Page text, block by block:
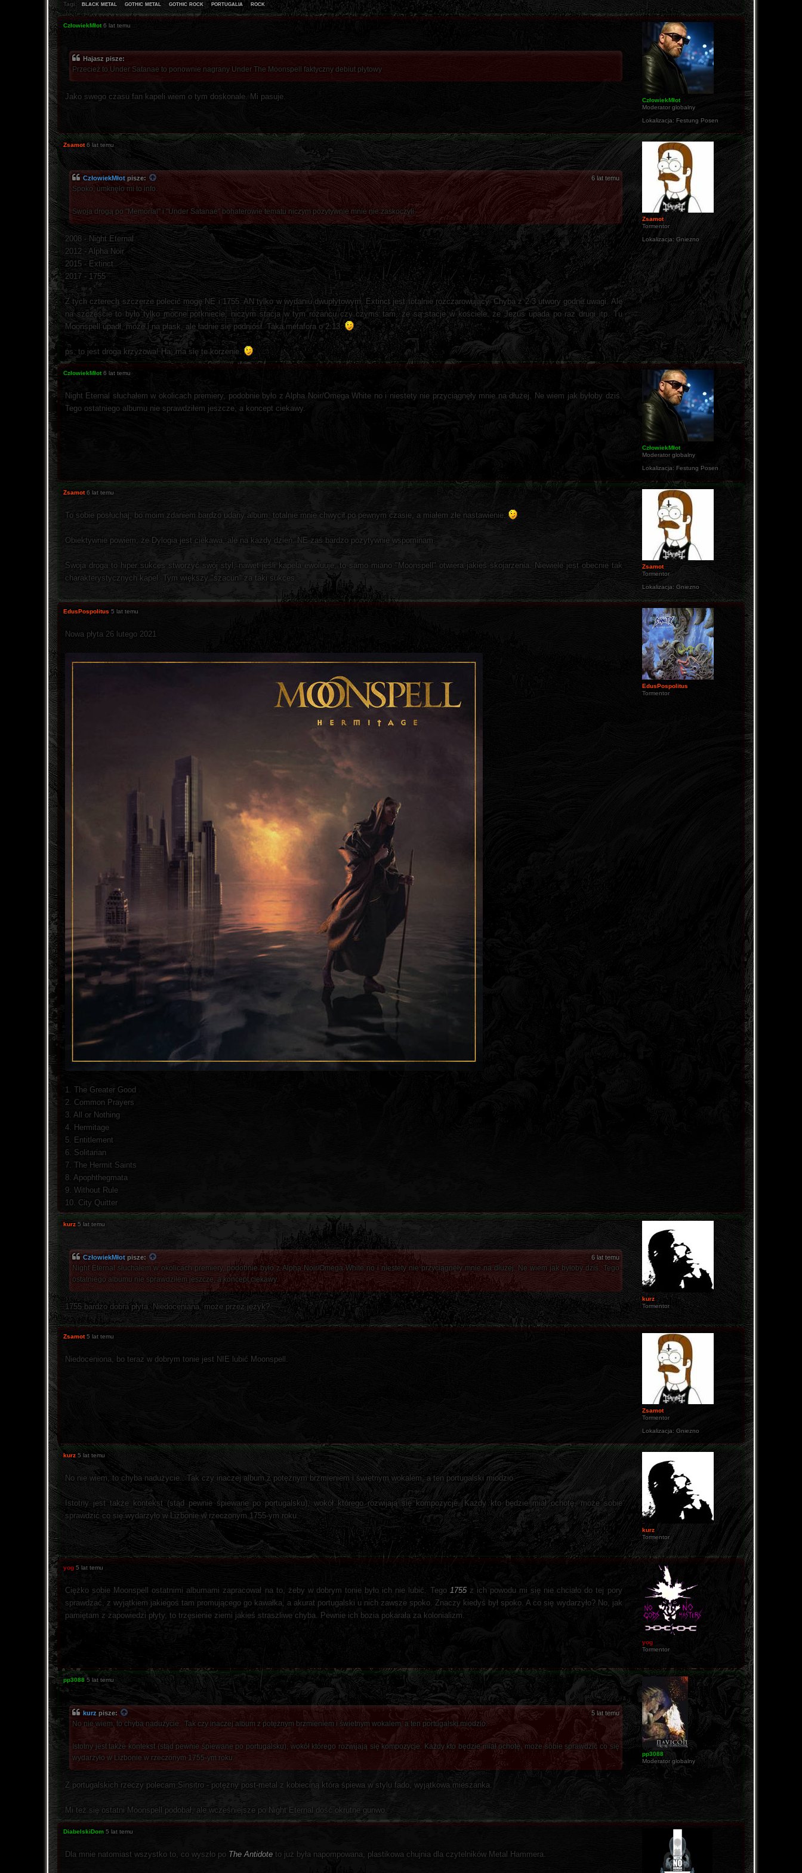
Tagi: black metal gothic metal gothic rock portugalia rock
CzłowiekMłot
Moderator globalny
Lokalizacja: Festung Posen
CzłowiekMłot 6 lat temu
Hajasz pisze:
Przecież to Under Satanae to ponownie nagrany Under The Moonspell faktyczny debiut płytowy
Jako swego czasu fan kapeli wiem o tym doskonale. Mi pasuje.
Zsamot
Tormentor
Lokalizacja: Gniezno
Zsamot 6 lat temu
CzłowiekMłot pisze: 6 lat temu
Spoko, umknęło mi to info.
Swoja drogą po "Memorial" i "Under Satanae" bohaterowie tematu niczym pozytywnie mnie nie zaskoczyli.
2008 - Night Eternal
2012 - Alpha Noir
2015 - Extinct
2017 - 1755
Z tych czterech szczerze polecić mogę NE i 1755. AN tylko w wydaniu dwupłytowym. Extinct jest totalnie rozczarowujący. Chyba z 2-3 utwory godne uwagi. Ale
na szczęście to było tylko mocne potkniecie, niczym stacja w tym różańcu czy czymś tam, że są stacje w kościele. że Jezus upada po raz drugi itp. Tu
Moonspell upadł, może i na płask, ale ładnie się podniósł. Taka metafora o 2:13.
ps. to jest droga krzyżowa! Ha, ma się te korzenie.
CzłowiekMłot
Moderator globalny
Lokalizacja: Festung Posen
CzłowiekMłot 6 lat temu
Night Eternal słuchałem w okolicach premiery, podobnie było z Alpha Noir/Omega White no i niestety nie przyciągnęły mnie na dłużej. Ne wiem jak byłoby dziś.
Tego ostatniego albumu nie sprawdziłem jeszcze, a koncept ciekawy.
Zsamot
Tormentor
Lokalizacja: Gniezno
Zsamot 6 lat temu
To sobie posłuchaj, bo moim zdaniem bardzo udany album. totalnie mnie chwycił po pewnym czasie, a miałem złe nastawienie.
Obiektywnie powiem, że Dylogia jest ciekawa, ale na każdy dzień. NE zaś bardzo pozytywnie wspominam.
Swoja droga to hiper sukces stworzyć swój styl, nawet jeśli kapela ewoluuje, to samo miano "Moonspell" otwiera jakieś skojarzenia. Niewiele jest obecnie tak
charakterystycznych kapel. Tym większy "szacun" za taki sukces.
EdusPospolitus
Tormentor
EdusPospolitus 5 lat temu
Nowa płyta 26 lutego 2021
1. The Greater Good
2. Common Prayers
3. All or Nothing
4. Hermitage
5. Entitlement
6. Solitarian
7. The Hermit Saints
8. Apophthegmata
9. Without Rule
10. City Quitter
kurz
Tormentor
kurz 5 lat temu
CzłowiekMłotpisze: 6 lat temu
Night Eternal słuchałem w okolicach premiery, podobnie było z Alpha Noir/Omega White no i niestety nie przyciągnęły mnie na dłużej. Ne wiem jak byłoby dziś. Tego
ostatniego albumu nie sprawdziłem jeszcze, a koncept ciekawy.
1755 bardzo dobra płyta. Niedoceniana, może przez język?
Zsamot
Tormentor
Lokalizacja: Gniezno
Zsamot 5 lat temu
Niedoceniona, bo teraz w dobrym tonie jest NIE lubić Moonspell.
kurz
Tormentor
kurz 5 lat temu
No nie wiem, to chyba nadużycie.. Tak czy inaczej album z potężnym brzmieniem i świetnym wokalem, a ten portugalski miodzio.
Istotny jest także kontekst (stąd pewnie śpiewane po portugalsku), wokół którego rozwijają się kompozycje. Każdy kto będzie miał ochotę, może sobie
sprawdzić co się wydarzyło w Lizbonie w rzeczonym 1755-ym roku.
yog
Tormentor
yog 5 lat temu
Ciężko sobie Moonspell ostatnimi albumami zapracował na to, żeby w dobrym tonie było ich nie lubić. Tego 1755z ich powodu mi się nie chciało do tej pory
sprawdzać, z wyjątkiem jakiegoś tam promującego go kawałka, a akurat portugalski u nich zawsze spoko. Znaczy kiedyś był spoko. A co się wydarzyło? No, jak
pamiętam z zapowiedzi płyty, to trzęsienie ziemi jakieś straszliwe chyba. Pewnie ich bozia pokarała za kolonializm.
pp3088
Moderator globalny
pp3088 5 lat temu
kurz pisze: 5 lat temu
No nie wiem, to chyba nadużycie.. Tak czy inaczej album z potężnym brzmieniem i świetnym wokalem, a ten portugalski miodzio.
Istotny jest także kontekst (stąd pewnie śpiewane po portugalsku), wokół którego rozwijają się kompozycje. Każdy kto będzie miał ochotę, może sobie sprawdzić co się
wydarzyło w Lizbonie w rzeczonym 1755-ym roku.
Z portugalskich rzeczy polecam Sinsitro - potężny post-metal z kobieciną która śpiewa w stylu fado, wyjątkowa mieszanka.
Mi też się ostatni Moonspell podobał, ale wcześniejsze po Night Eternal dość okrutne gunwo.
DiabelskiDom 5 lat temu
Dla mnie natomiast wszystko to, co wyszło po The Antidote to już była napompowana, plastikowa chujnia dla czytelników Metal Hammera.